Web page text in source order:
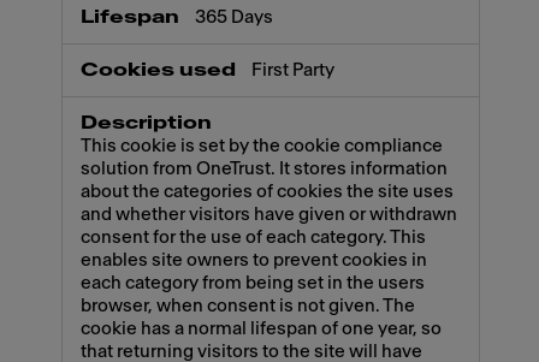
365 Days
First Party
This cookie is set by the cookie compliance
solution from OneTrust. It stores information
about the categories of cookies the site uses
and whether visitors have given or withdrawn
consent for the use of each category. This
enables site owners to prevent cookies in
each category from being set in the users
browser, when consent is not given. The
cookie has a normal lifespan of one year, so
that returning visitors to the site will have